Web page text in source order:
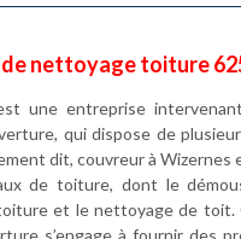
nettoyage toiture
une entreprise
qui dispose de
dit, couvreur à Wizernes
de toiture, dont le
et le nettoyage de toit.
s’engage à fournir des